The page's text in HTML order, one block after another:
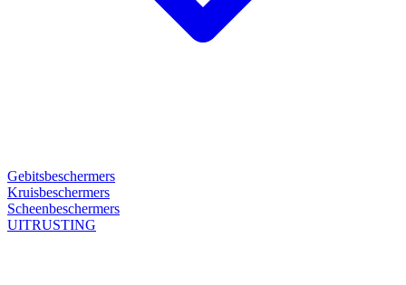
Gebitsbeschermers
Kruisbeschermers
Scheenbeschermers
UITRUSTING